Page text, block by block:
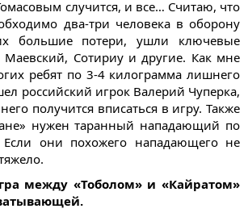
случится, и все… Считаю, что
два-три человека в оборону
большие потери, ушли ключевые
Сотириу и другие. Как мне
ребят по 3-4 килограмма лишнего
российский игрок Валерий Чуперка,
получится вписаться в игру. Также
нужен таранный нападающий по
Если они похожего нападающего не
между «Тоболом» и «Кайратом»